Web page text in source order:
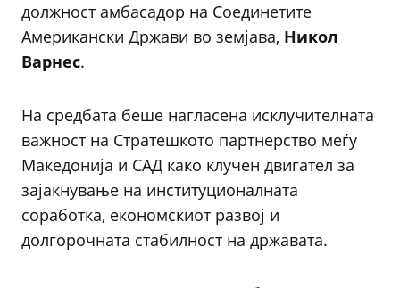
должност амбасадор на Соединетите
Американски Држави во земјава, Никол
Варнес.
На средбата беше нагласена исклучителната
важност на Стратешкото партнерство меѓу
Македонија и САД како клучен двигател за
зајакнување на институционалната
соработка, економскиот развој и
долгорочната стабилност на државата.